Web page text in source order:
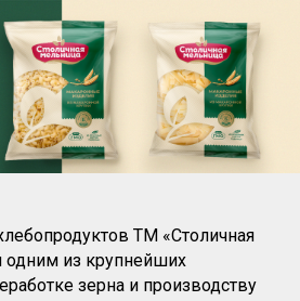
ТМ «Столичная
одним из крупнейших
зерна и производству